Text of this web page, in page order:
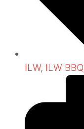
ILW, ILW BBQ